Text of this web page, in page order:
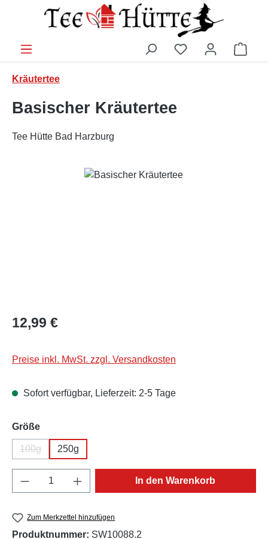
Zum Hauptinhalt springen
Kräutertee
Basischer Kräutertee
Tee Hütte Bad Harzburg
Bildergalerie überspringen
Regulärer Preis:
12,99 €
Preise inkl. MwSt. zzgl. Versandkosten
Sofort verfügbar, Lieferzeit: 2-5 Tage
Größeauswählen
100g
(Diese Option ist zurzeit nicht verfügbar.)
250g
Produkt Anzahl: Gib den gewünschten
In den Warenkorb
Zum Merkzettel hinzufügen
Produktnummer: SW10088.2